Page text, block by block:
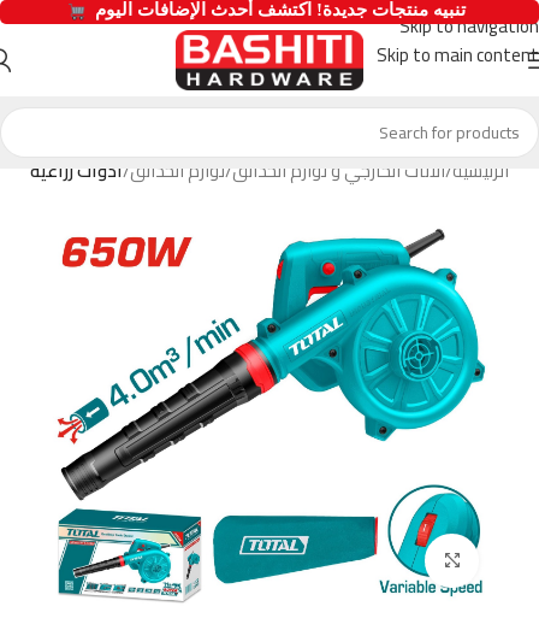
Skip to navigation
Skip to main content
الرئيسية الاثاث الخارجي و لوازم الحدائق لوازم الحدائق ادوات زراعية
Click to enlarge
  تنبيه منتجات جديدة! اكتشف أحدث الإضافات اليوم